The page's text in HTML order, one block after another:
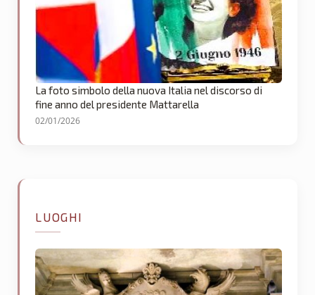
La foto simbolo della nuova Italia nel discorso di
fine anno del presidente Mattarella
02/01/2026
LUOGHI